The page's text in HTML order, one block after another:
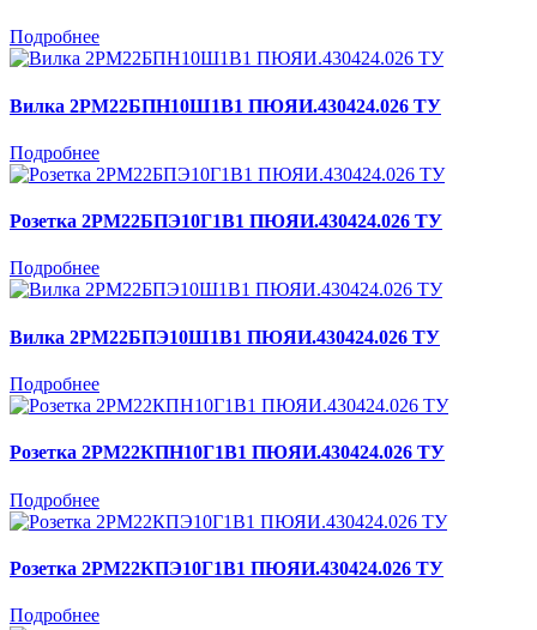
Подробнее
Вилка 2РМ22БПН10Ш1В1 ПЮЯИ.430424.026 ТУ
Подробнее
Розетка 2РМ22БПЭ10Г1В1 ПЮЯИ.430424.026 ТУ
Подробнее
Вилка 2РМ22БПЭ10Ш1В1 ПЮЯИ.430424.026 ТУ
Подробнее
Розетка 2РМ22КПН10Г1В1 ПЮЯИ.430424.026 ТУ
Подробнее
Розетка 2РМ22КПЭ10Г1В1 ПЮЯИ.430424.026 ТУ
Подробнее